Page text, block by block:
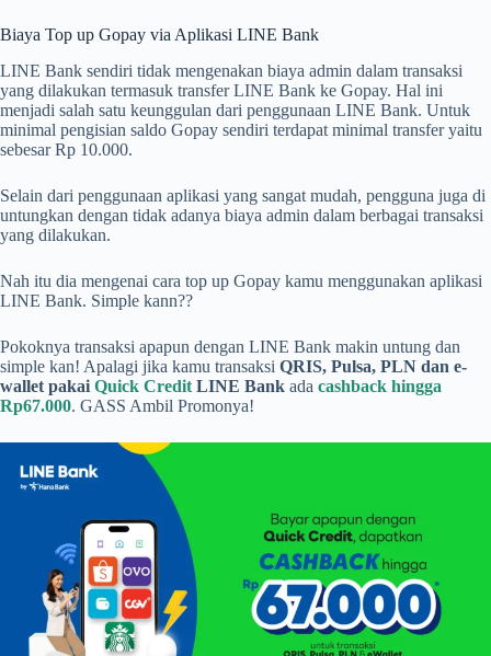
Biaya Top up Gopay via Aplikasi LINE Bank
LINE Bank sendiri tidak mengenakan biaya admin dalam transaksi
yang dilakukan termasuk transfer LINE Bank ke Gopay. Hal ini
menjadi salah satu keunggulan dari penggunaan LINE Bank. Untuk
minimal pengisian saldo Gopay sendiri terdapat minimal transfer yaitu
sebesar Rp 10.000.
Selain dari penggunaan aplikasi yang sangat mudah, pengguna juga di
untungkan dengan tidak adanya biaya admin dalam berbagai transaksi
yang dilakukan.
Nah itu dia mengenai cara top up Gopay kamu menggunakan aplikasi
LINE Bank. Simple kann??
Pokoknya transaksi apapun dengan LINE Bank makin untung dan
simple kan! Apalagi jika kamu transaksi QRIS, Pulsa, PLN dan e-
wallet pakai Quick Credit LINE Bank ada cashback hingga
Rp67.000. GASS Ambil Promonya!